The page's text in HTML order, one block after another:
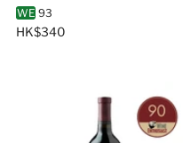
WE 93
HK$340